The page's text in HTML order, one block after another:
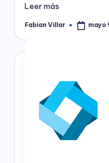
Leer más
Publicado
Fabian Villar mayo